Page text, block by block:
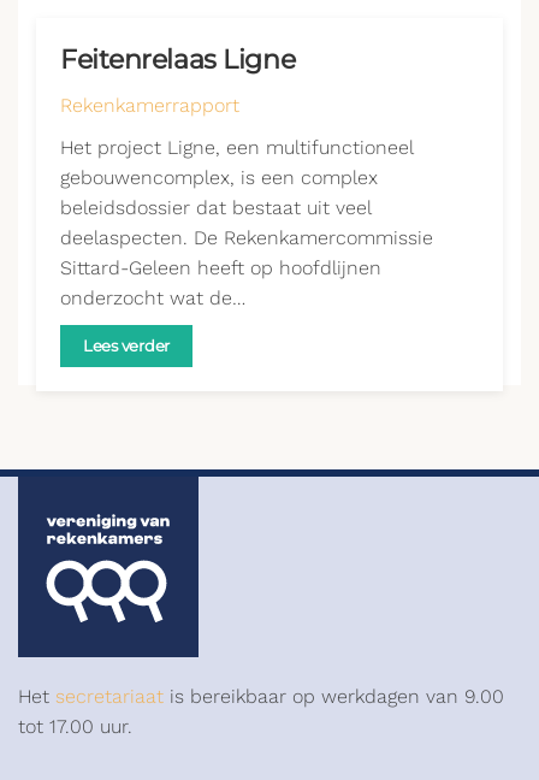
Feitenrelaas Ligne
Rekenkamerrapport
Het project Ligne, een multifunctioneel
gebouwencomplex, is een complex
beleidsdossier dat bestaat uit veel
deelaspecten. De Rekenkamercommissie
Sittard-Geleen heeft op hoofdlijnen
onderzocht wat de…
Lees verder
Het secretariaat is bereikbaar op werkdagen van 9.00
tot 17.00 uur.